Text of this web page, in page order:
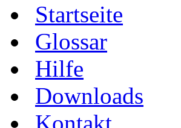
Startseite
Glossar
Hilfe
Downloads
Kontakt